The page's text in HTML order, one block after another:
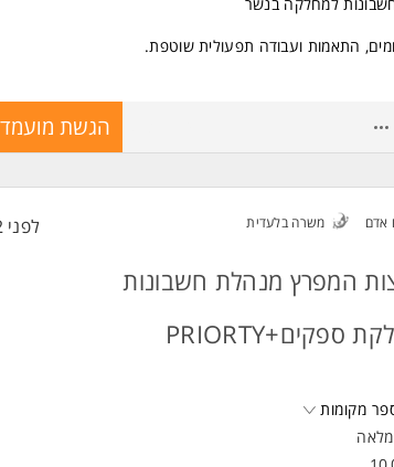
התאמות ועבודה תפעולית שוטפת.
הגשת
אדם משרה בלעדית לפני 2 שעות
המפרץ מנהלת חשבונות
מקומות